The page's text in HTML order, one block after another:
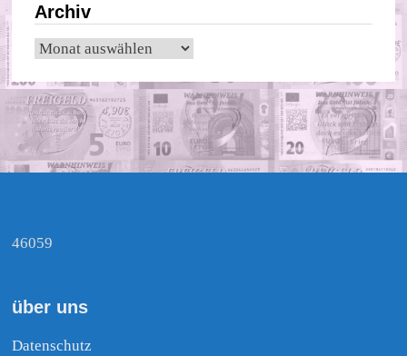
Archiv
Archiv
46059
über uns
Datenschutz